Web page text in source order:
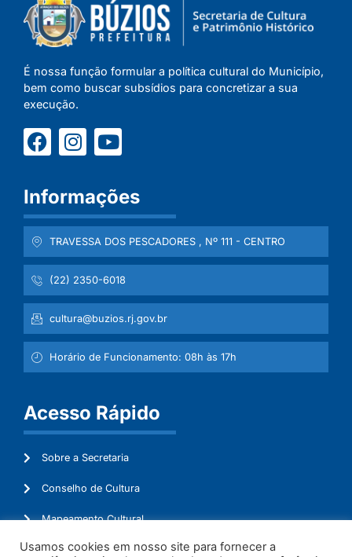
É nossa função formular a política cultural do Município,
bem como buscar subsídios para concretizar a sua
execução.
Informações
TRAVESSA DOS PESCADORES , Nº 111 - CENTRO
(22) 2350-6018
cultura@buzios.rj.gov.br
Horário de Funcionamento: 08h às 17h
Acesso Rápido
Sobre a Secretaria
Conselho de Cultura
Mapeamento Cultural
Lei Aldir Blanc
Usamos cookies em nosso site para fornecer a